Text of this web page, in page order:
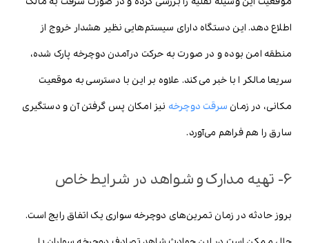
اطلاع دهد. این دستگاه دارای سیستم‌هایی نظیر هشدار خروج از
منطقه امن بوده و در صورت به حرکت درآمدن دوچرخه پارک شده،
سریعا مالکر ا با خبر می‌کند. علاوه بر این با دسترسی به موقعیت
مکانی، در زمان سرقت دوچرخه نیز امکان پس گرفتن آن و دستگیری
سارق را هم فراهم می‌آورد.
6- تهیه مدارک و شواهد در شرایط خاص
بروز حادثه در زمان تمرین‌های دوچرخه سواری یک اتفاق رایج است.